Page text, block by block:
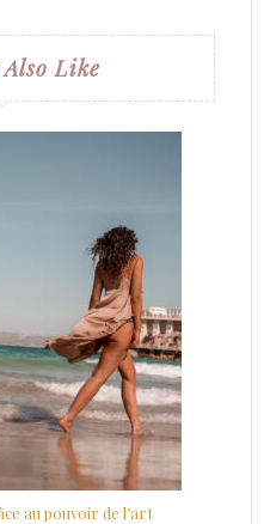
Also Like
au pouvoir de l’art